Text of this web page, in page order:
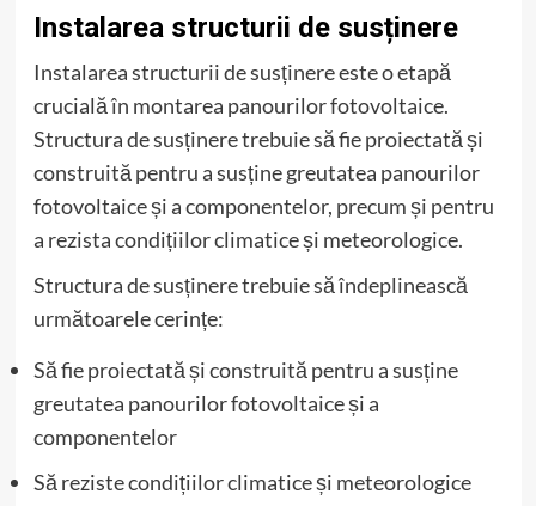
Instalarea structurii de susținere
Instalarea structurii de susținere este o etapă
crucială în montarea panourilor fotovoltaice.
Structura de susținere trebuie să fie proiectată și
construită pentru a susține greutatea panourilor
fotovoltaice și a componentelor, precum și pentru
a rezista condițiilor climatice și meteorologice.
Structura de susținere trebuie să îndeplinească
următoarele cerințe:
Să fie proiectată și construită pentru a susține
greutatea panourilor fotovoltaice și a
componentelor
Să reziste condițiilor climatice și meteorologice